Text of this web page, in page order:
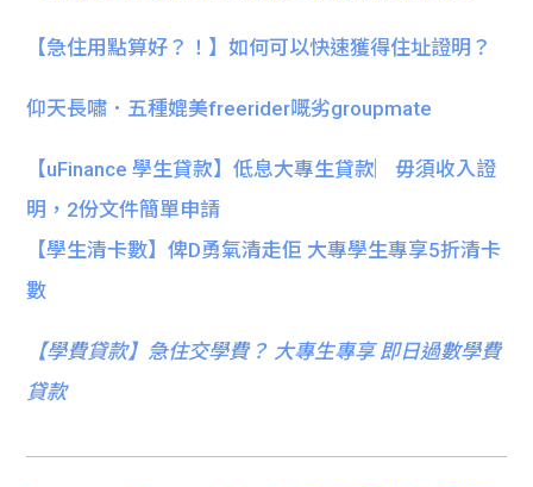
【急住用點算好？！】如何可以快速獲得住址證明？
仰天長嘯．五種媲美freerider嘅劣groupmate
【uFinance 學生貸款】低息大專生貸款︳毋須收入證
明，2份文件簡單申請
【學生清卡數】俾D勇氣清走佢 大專學生專享5折清卡
數
【學費貸款】急住交學費？ 大專生專享 即日過數學費
貸款